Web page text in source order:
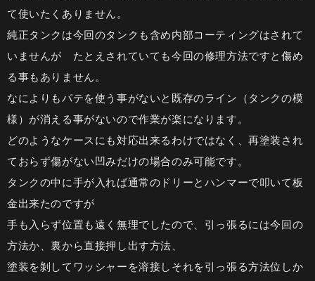
て使いたくありません。
純正タンクは今回のタンクも含め内部コーティングはされて
いませんが たとえされていても今回の修理方法ですと傷め
る事もありません。
なによりもパテを使う事がないと既存のライン（タンクの模
様）が消える事がないので作業が楽になります。
どのようなケースにも対応出来るわけではなく、再塗装され
ておらず傷がない凹みだけの場合のみ可能です。
タンクの中に手が入れば通常のドリーとハンマーで叩いて板
金出来たのですが
手も入らず位置も遠く無理でしたので、引っ張るには今回の
方法か、裏から直接押し出す方法、
塗装を剝してワッシャーを溶接しそれを引っ張る方法位しか